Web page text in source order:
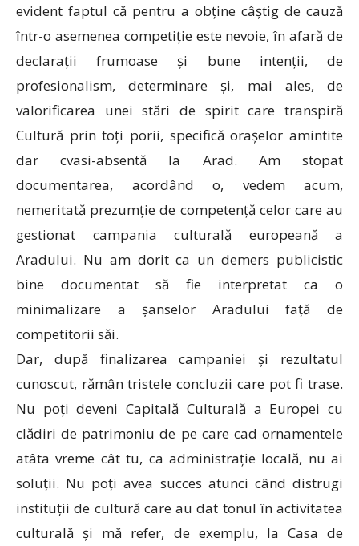
evident faptul că pentru a obține câștig de cauză
într-o asemenea competiție este nevoie, în afară de
declarații frumoase și bune intenții, de
profesionalism, determinare și, mai ales, de
valorificarea unei stări de spirit care transpiră
Cultură prin toți porii, specifică orașelor amintite
dar cvasi-absentă la Arad. Am stopat
documentarea, acordând o, vedem acum,
nemeritată prezumție de competență celor care au
gestionat campania culturală europeană a
Aradului. Nu am dorit ca un demers publicistic
bine documentat să fie interpretat ca o
minimalizare a șanselor Aradului față de
competitorii săi.
Dar, după finalizarea campaniei și rezultatul
cunoscut, rămân tristele concluzii care pot fi trase.
Nu poți deveni Capitală Culturală a Europei cu
clădiri de patrimoniu de pe care cad ornamentele
atâta vreme cât tu, ca administrație locală, nu ai
soluții. Nu poți avea succes atunci când distrugi
instituții de cultură care au dat tonul în activitatea
culturală și mă refer, de exemplu, la Casa de